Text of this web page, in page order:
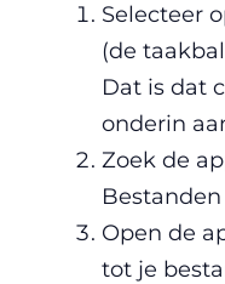
Selecteer
(de
Dat is dat
onderin
Zoek de
Bestanden
Open de
tot je